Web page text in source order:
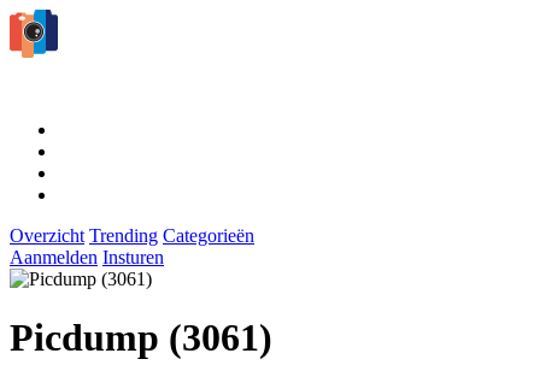
Overzicht Trending Categorieën
Aanmelden Insturen
Picdump (3061)